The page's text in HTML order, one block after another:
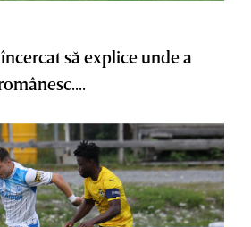
să explice unde a